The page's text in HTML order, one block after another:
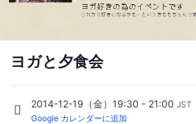
ヨガと夕食会
2014-12-19（金）19:30 - 21:00 JST
Google カレンダーに追加